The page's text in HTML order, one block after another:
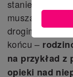
stanie pomóc
muszą szukać
drogim
końcu –
na przykład z
opieki nad